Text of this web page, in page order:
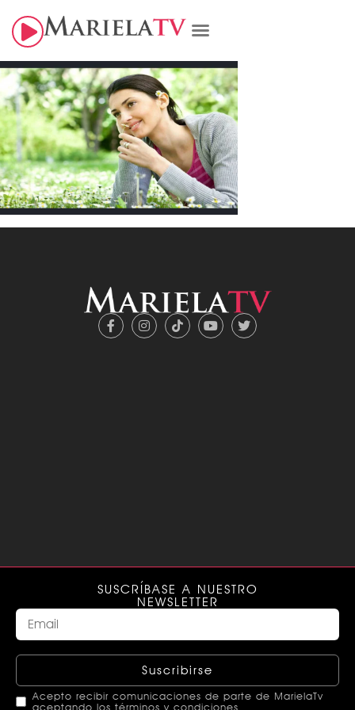
SUSCRÍBASE A NUESTRO
NEWSLETTER
Suscribirse
Acepto recibir comunicaciones de parte de MarielaTv
aceptando los términos y condiciones